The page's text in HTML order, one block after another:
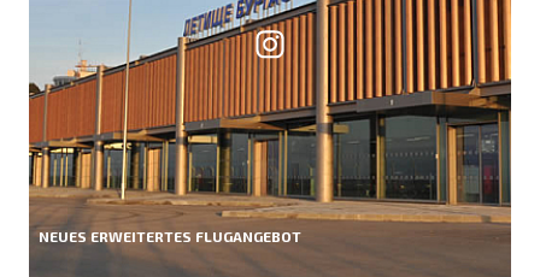
NEUES ERWEITERTES FLUGANGEBOT